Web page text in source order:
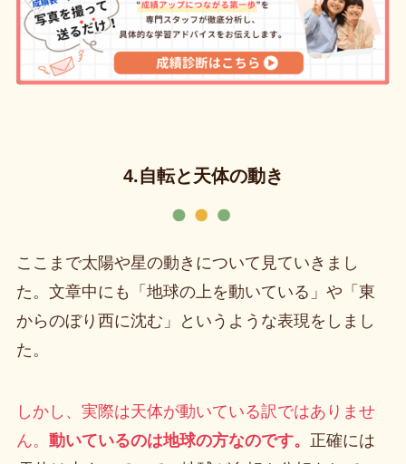
4.自転と天体の動き
ここまで太陽や星の動きについて見ていきまし
た。文章中にも「地球の上を動いている」や「東
からのぼり西に沈む」というような表現をしまし
た。
しかし、実際は天体が動いている訳ではありませ
ん。 動いているのは地球の方なのです。 正確には